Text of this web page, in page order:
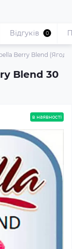
Berry Blend (Ягоди
Blend 30
Відгуків 0
в наявності